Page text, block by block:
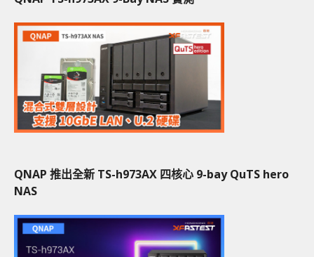
QNAP 推出全新 TS-h973AX 四核心 9-bay QuTS hero
NAS